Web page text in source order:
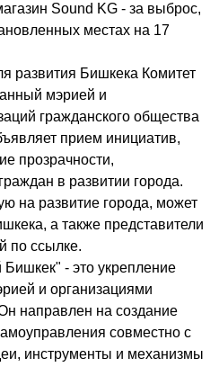
Sound KG - за выброс,
местах на 17
развития Бишкека Комитет
мэрией и
гражданского общества
прием инициатив,
прозрачности,
в развитии города.
на развитие города, может
а также представители
по ссылке.
- это укрепление
и организациями
направлен на создание
совместно с
инструменты и механизмы